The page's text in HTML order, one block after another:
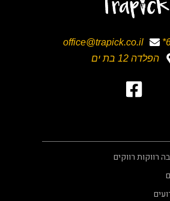
office@trapick.co.il
הפלדה 12 בת ים
רווקות רווקים